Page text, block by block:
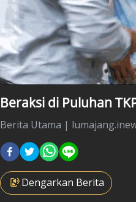
Beraksi di Puluhan
Berita Utama |
Dengarkan Berita